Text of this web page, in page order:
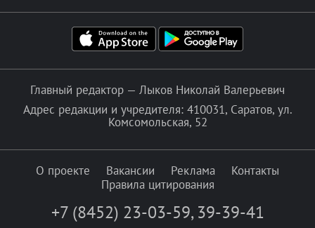
Главный редактор — Лыков Николай Валерьевич
Адрес редакции и учредителя: 410031, Саратов, ул.
Комсомольская, 52
О проекте Вакансии Реклама
Контакты
Правила цитирования
+7 (8452) 23-03-59, 39-39-41